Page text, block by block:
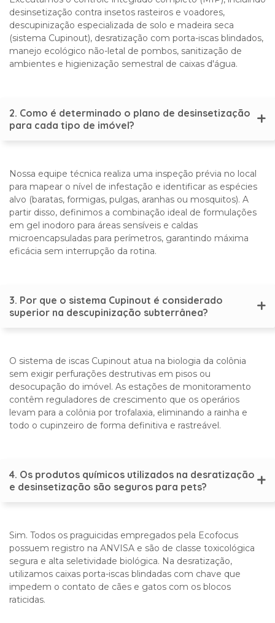
desinsetização contra insetos rasteiros e voadores,
descupinização especializada de solo e madeira seca
(sistema Cupinout), desratização com porta-iscas blindados,
manejo ecológico não-letal de pombos, sanitização de
ambientes e higienização semestral de caixas d'água.
2. Como é determinado o plano de desinsetização
para cada tipo de imóvel?
Nossa equipe técnica realiza uma inspeção prévia no local
para mapear o nível de infestação e identificar as espécies
alvo (baratas, formigas, pulgas, aranhas ou mosquitos). A
partir disso, definimos a combinação ideal de formulações
em gel inodoro para áreas sensíveis e caldas
microencapsuladas para perímetros, garantindo máxima
eficácia sem interrupção da rotina.
3. Por que o sistema Cupinout é considerado
superior na descupinização subterrânea?
O sistema de iscas Cupinout atua na biologia da colônia
sem exigir perfurações destrutivas em pisos ou
desocupação do imóvel. As estações de monitoramento
contêm reguladores de crescimento que os operários
levam para a colônia por trofalaxia, eliminando a rainha e
todo o cupinzeiro de forma definitiva e rastreável.
4. Os produtos químicos utilizados na desratização
e desinsetização são seguros para pets?
Sim. Todos os praguicidas empregados pela Ecofocus
possuem registro na ANVISA e são de classe toxicológica
segura e alta seletividade biológica. Na desratização,
utilizamos caixas porta-iscas blindadas com chave que
impedem o contato de cães e gatos com os blocos
raticidas.